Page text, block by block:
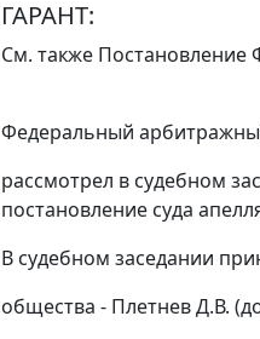
ГАРАНТ:
См. также Постановление
Федеральный
рассмотрел в судебном
постановление суда
В судебном заседании
общества - Плетнев Д.В.